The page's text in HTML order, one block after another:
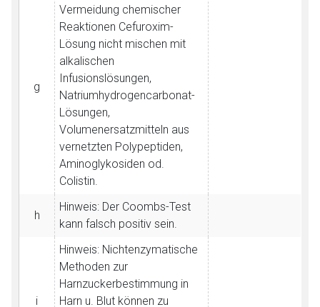
g
Vermeidung chemischer
Reaktionen Cefuroxim-
Lösung nicht mischen mit
alkalischen
Infusionslösungen,
Natriumhydrogencarbonat-
Lösungen,
Volumenersatzmitteln aus
vernetzten Polypeptiden,
Aminoglykosiden od.
Colistin.
h
Hinweis: Der Coombs-Test
kann falsch positiv sein.
i
Hinweis: Nichtenzymatische
Methoden zur
Harnzuckerbestimmung in
Harn u. Blut können zu
Aufruf einer externen Seite